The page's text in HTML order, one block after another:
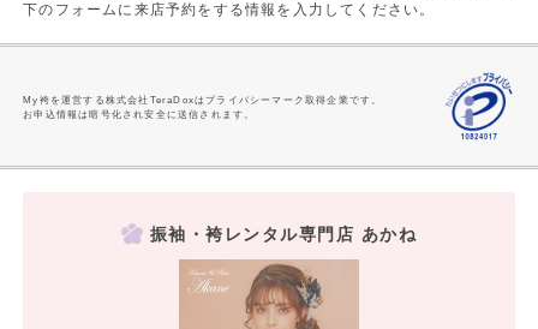
下のフォームに来店予約をする情報を入力してください。
My袴を運営する株式会社TeraDoxはプライバシーマーク取得企業です。
お申込情報は暗号化され安全に送信されます。
振袖・袴レンタル専門店 あかね